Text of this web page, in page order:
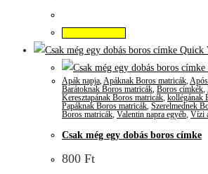
Quick
Apák napja Apáknak Boros matricák
Barátoknak Boros matricák Boros címkék
Keresztapának Boros matricák kollégának
Papáknak Boros matricák Szerelmednek
Boros matricák Valentin napra egyéb Vízi
Csak még egy dobás boros címke
800 Ft